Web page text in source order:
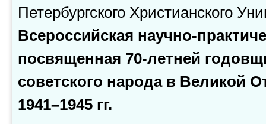
Петербургского Христианского
Всероссийская научно-
посвященная 70-летней
советского народа в Великой
1941–1945 гг.